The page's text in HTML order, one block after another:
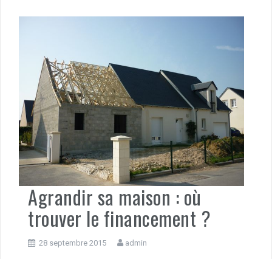
Agrandir sa maison : où
trouver le financement ?
28 septembre 2015 admin